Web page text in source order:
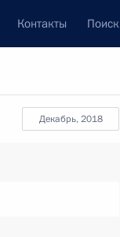
Контакты Поиск
декабрь, 2018